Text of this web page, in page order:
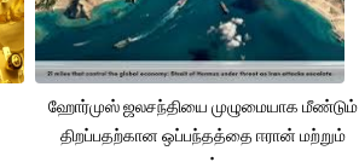
ஹோர்முஸ் ஜலசந்தியை முழுமையாக மீண்டும்
திறப்பதற்கான ஒப்பந்தத்தை ஈரான் மற்றும்